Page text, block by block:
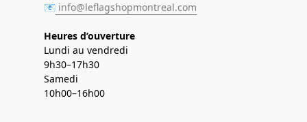
📧 info@leflagshopmontreal.com
Heures d’ouverture
Lundi au vendredi
9h30–17h30
Samedi
10h00–16h00